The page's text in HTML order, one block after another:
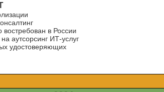
в России
аутсорсинг ИТ-услуг
удостоверяющих